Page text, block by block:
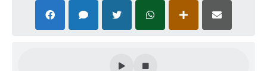
Festival Gastronômico